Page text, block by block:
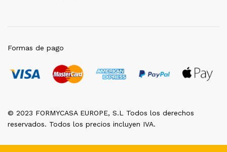
© 2023 FORMYCASA EUROPE, S.L Todos los derechos
reservados. Todos los precios incluyen IVA.
Formas de pago